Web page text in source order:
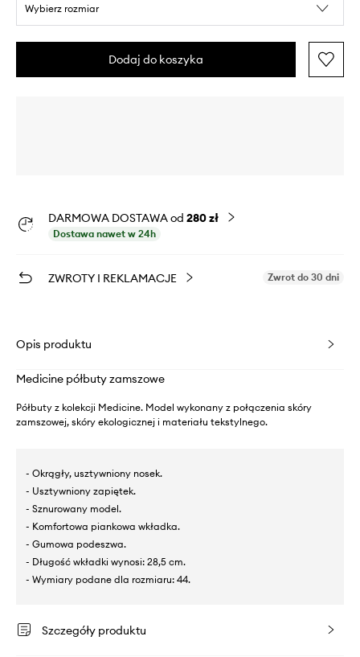
Wybierz rozmiar
Dodaj do koszyka
DARMOWA DOSTAWA od 280 zł
Dostawa nawet w 24h
ZWROTY I REKLAMACJE Zwrot do 30 dni
Opis produktu
Medicine półbuty zamszowe
Półbuty z kolekcji Medicine. Model wykonany z połączenia skóry
zamszowej, skóry ekologicznej i materiału tekstylnego.
- Okrągły, usztywniony nosek.
- Usztywniony zapiętek.
- Sznurowany model.
- Komfortowa piankowa wkładka.
- Gumowa podeszwa.
- Długość wkładki wynosi: 28,5 cm.
- Wymiary podane dla rozmiaru: 44.
Szczegóły produktu